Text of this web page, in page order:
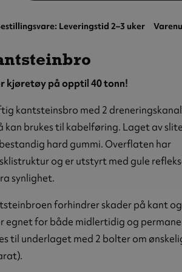
Leveringstid 2–3 uker
kjøretøy på opptil 40 tonn!
kantsteinsbro med 2
kan brukes til kabelføring. Laget av
hard gummi. Overflaten har
og er utstyrt med gule
synlighet.
forhindrer skader på kant
egnet for både midlertidig og
til underlaget med 2 bolter om